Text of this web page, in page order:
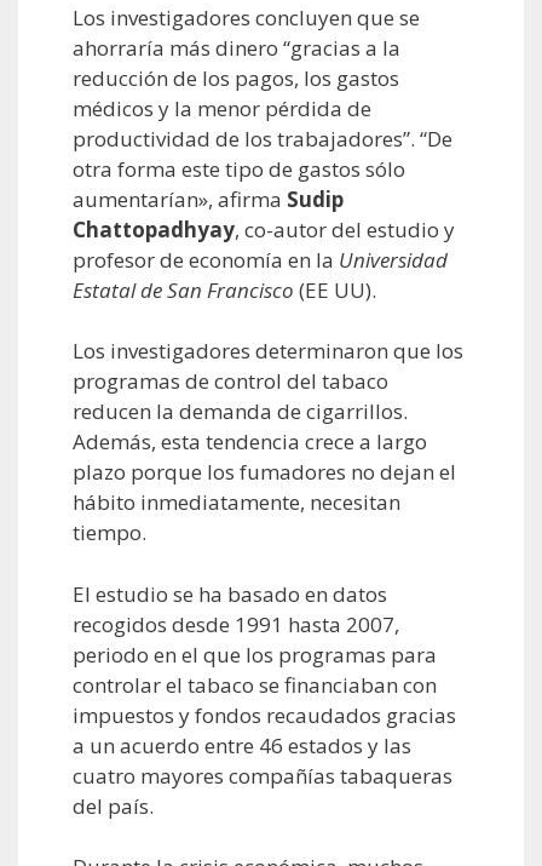
Los investigadores concluyen que se
ahorraría más dinero “gracias a la
reducción de los pagos, los gastos
médicos y la menor pérdida de
productividad de los trabajadores”. “De
otra forma este tipo de gastos sólo
aumentarían», afirma Sudip
Chattopadhyay, co-autor del estudio y
profesor de economía en la Universidad
Estatal de San Francisco (EE UU).
Los investigadores determinaron que los
programas de control del tabaco
reducen la demanda de cigarrillos.
Además, esta tendencia crece a largo
plazo porque los fumadores no dejan el
hábito inmediatamente, necesitan
tiempo.
El estudio se ha basado en datos
recogidos desde 1991 hasta 2007,
periodo en el que los programas para
controlar el tabaco se financiaban con
impuestos y fondos recaudados gracias
a un acuerdo entre 46 estados y las
cuatro mayores compañías tabaqueras
del país.